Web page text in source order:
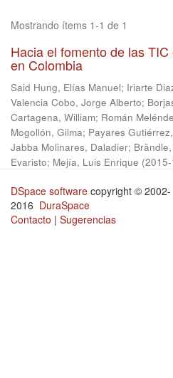
Mostrando ítems 1-1 de 1
Hacia el fomento de las
en Colombia
Said Hung, Elías Manuel; Iriarte
Valencia Cobo, Jorge Alberto;
Cartagena, William; Román
Mogollón, Gilma; Payares
Jabba Molinares, Daladier;
Evaristo; Mejía, Luis Enrique (
DSpace software copyright © 2002-
2016 DuraSpace
Contacto | Sugerencias